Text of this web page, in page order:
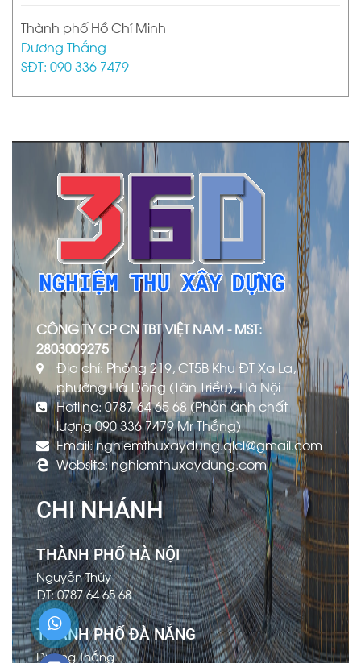
Thành phố Hồ Chí Minh
Dương Thắng
SĐT: 090 336 7479
CÔNG TY CP CN TBT VIỆT NAM - MST:
2803009275
Địa chỉ: Phòng 219, CT5B Khu ĐT Xa La,
phường Hà Đông (Tân Triều), Hà Nội
Hotline: 0787 64 65 68 (Phản ánh chất
lượng 090 336 7479 Mr Thắng)
Email: nghiemthuxaydung.qlcl@gmail.com
Website: nghiemthuxaydung.com
CHI NHÁNH
THÀNH PHỐ HÀ NỘI
Nguyễn Thúy
ĐT: 0787 64 65 68
THÀNH PHỐ ĐÀ NẴNG
Dương Thắng